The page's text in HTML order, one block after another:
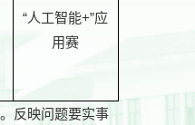
“人工智能+”应
用赛
反映问题要实事